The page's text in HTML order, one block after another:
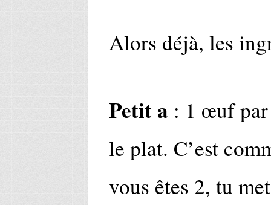
Alors déjà, les
Petit a : 1 œuf
le plat. C’est
vous êtes 2, tu